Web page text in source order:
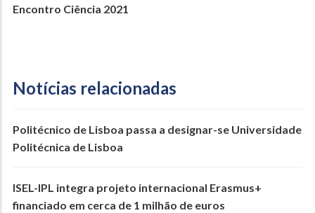
Encontro Ciência 2021
Notícias relacionadas
Politécnico de Lisboa passa a designar-se Universidade
Politécnica de Lisboa
ISEL-IPL integra projeto internacional Erasmus+
financiado em cerca de 1 milhão de euros